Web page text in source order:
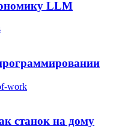
LLM
work
станок на дому